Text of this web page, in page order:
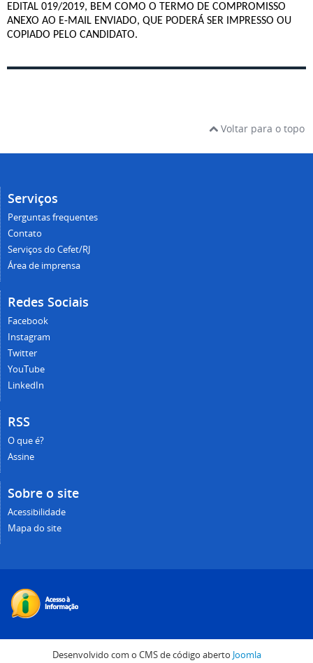
EDITAL 019/2019, BEM COMO O TERMO DE COMPROMISSO
ANEXO AO E-MAIL ENVIADO, QUE PODERÁ SER IMPRESSO OU
COPIADO PELO CANDIDATO.
Voltar para o topo
Serviços
Perguntas frequentes
Contato
Serviços do Cefet/RJ
Área de imprensa
Redes Sociais
Facebook
Instagram
Twitter
YouTube
LinkedIn
RSS
O que é?
Assine
Sobre o site
Acessibilidade
Mapa do site
Desenvolvido com o CMS de código aberto Joomla